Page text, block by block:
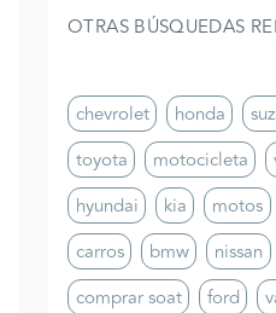
OTRAS BÚSQUEDAS
chevrolet honda
toyota
motocicleta
hyundai
kia motos
carros
bmw nissan
comprar soat
ford